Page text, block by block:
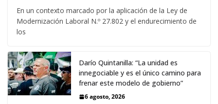
En un contexto marcado por la aplicación de la Ley de
Modernización Laboral N.º 27.802 y el endurecimiento de
los
Darío Quintanilla: “La unidad es
innegociable y es el único camino para
frenar este modelo de gobierno”
6 agosto, 2026